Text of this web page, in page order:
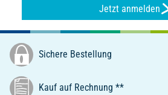
Jetzt anmelden
Sichere Bestellung
Kauf auf Rechnung **